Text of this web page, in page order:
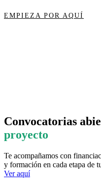
EMPIEZA POR AQUÍ
Convocatorias
proyecto
Te acompañamos con
y formación en cada etapa de
Ver aquí